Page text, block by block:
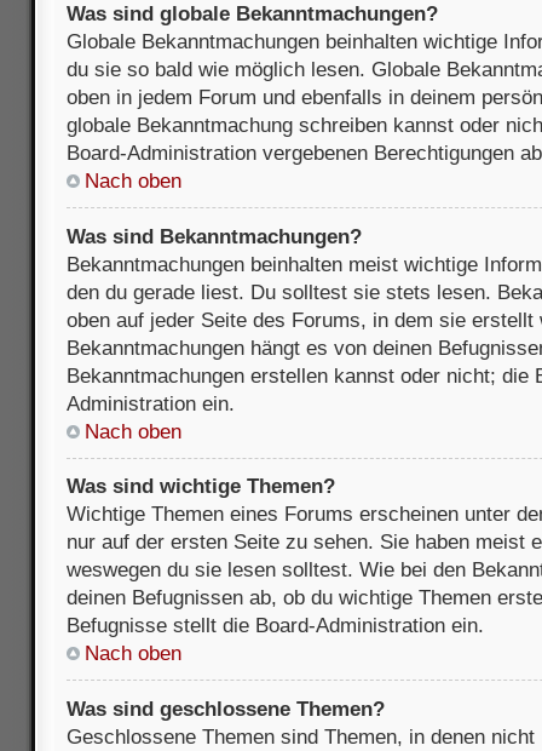
Was sind globale Bekanntmachungen?
Globale Bekanntmachungen beinhalten wichtige
du sie so bald wie möglich lesen. Globale
oben in jedem Forum und ebenfalls in deinem
globale Bekanntmachung schreiben kannst oder
Board-Administration vergebenen Berechtigungen
Nach oben
Was sind Bekanntmachungen?
Bekanntmachungen beinhalten meist wichtige
den du gerade liest. Du solltest sie stets lesen.
oben auf jeder Seite des Forums, in dem sie erstellt
Bekanntmachungen hängt es von deinen
Bekanntmachungen erstellen kannst oder nicht; die
Administration ein.
Nach oben
Was sind wichtige Themen?
Wichtige Themen eines Forums erscheinen unter
nur auf der ersten Seite zu sehen. Sie haben meist
weswegen du sie lesen solltest. Wie bei den
deinen Befugnissen ab, ob du wichtige Themen
Befugnisse stellt die Board-Administration ein.
Nach oben
Was sind geschlossene Themen?
Geschlossene Themen sind Themen, in denen